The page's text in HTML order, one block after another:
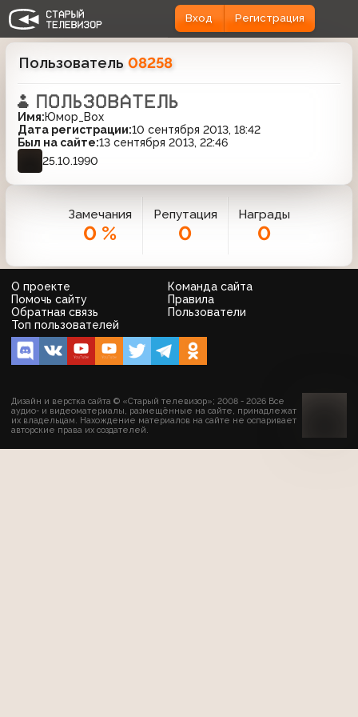
Вход Регистрация
Замечания
0 %
Репутация
0
Награды
0
Пользователь 08258
Имя:Юмор_Box
Дата регистрации:10 сентября 2013, 18:42
Был на сайте:13 сентября 2013, 22:46
25.10.1990
О проекте
Команда сайта
Помочь сайту
Правила
Обратная связь
Пользователи
Топ пользователей
Дизайн и верстка сайта © «Старый телевизор»; 2008 - 2026 Все
аудио- и видеоматериалы, размещённые на сайте, принадлежат
их владельцам. Нахождение материалов на сайте не оспаривает
авторские права их создателей.